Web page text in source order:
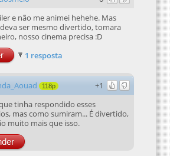
e não me animei hehehe. Mas
ser mesmo divertido, tomara
nosso cinema precisa :D
1 resposta
+1
118p
tinha respondido esses
mas como sumiram... É divertido,
muito mais que isso.